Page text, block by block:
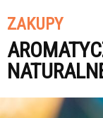
ZAKUPY